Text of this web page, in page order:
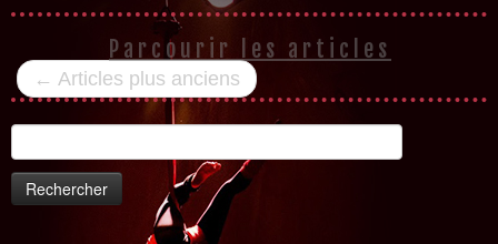
Parcourir les articles
← Articles plus anciens